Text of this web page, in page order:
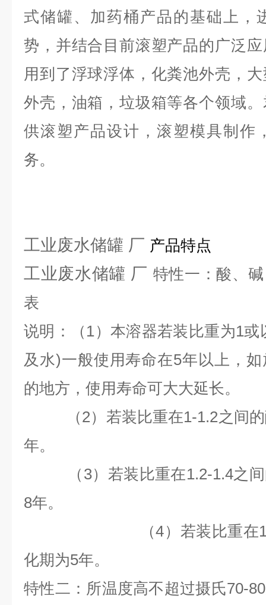
式储罐、加药桶产品的基础上，
势，并结合目前滚塑产品的广泛
用到了浮球浮体，化粪池外壳，
外壳，油箱，垃圾箱等各个领域
供滚塑产品设计，滚塑模具制作
务。
工业废水储罐 厂 产品特点
工业废水储罐 厂 特性一：酸、
表
说明：（1）本溶器若装比重为1
及水)一般使用寿命在5年以上，
的地方，使用寿命可大大延长。
（2）若装比重在1-1.2之间的
年。
（3）若装比重在1.2-1.4之间
8年。
（4）若装比重在1.4以
化期为5年。
特性二：所温度高不超过摄氏70-